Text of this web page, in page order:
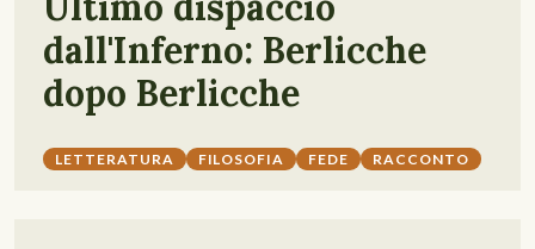
dall'Inferno: Berlicche
dopo Berlicche
LETTERATURA FILOSOFIA FEDE RACCONTO